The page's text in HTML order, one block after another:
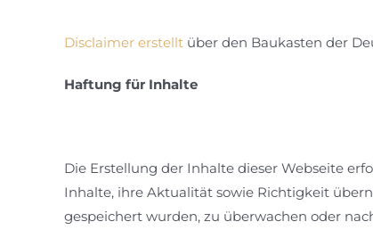
Disclaimer erstellt über den Baukasten der
Haftung für Inhalte
Die Erstellung der Inhalte dieser Webseite
Inhalte, ihre Aktualität sowie Richtigkeit
gespeichert wurden, zu überwachen oder